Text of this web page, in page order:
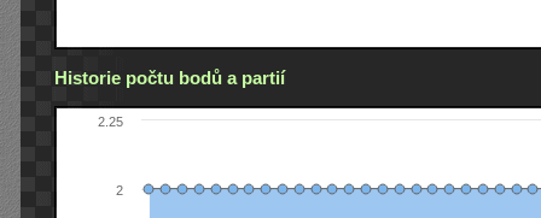
Historie počtu bodů a partií
2
2.25